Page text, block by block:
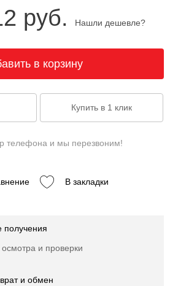
руб. Нашли дешевле?
телефона и мы перезвоним!
В закладки
получения
и проверки
и обмен